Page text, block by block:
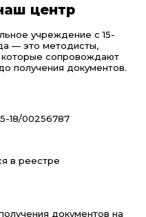
центр
учреждение с 15-
— это методисты,
сопровождают
получения документов.
18/00256787
в реестре
документов на